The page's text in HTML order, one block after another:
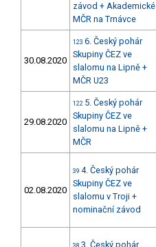
závod + Akademické
MČR na Trnávce
30.08.2020
123 6. Český pohár
Skupiny ČEZ ve
slalomu na Lipně +
MČR U23
29.08.2020
122 5. Český pohár
Skupiny ČEZ ve
slalomu na Lipně +
MČR
02.08.2020
39 4. Český pohár
Skupiny ČEZ ve
slalomu v Troji +
nominační závod
3. Český pohár